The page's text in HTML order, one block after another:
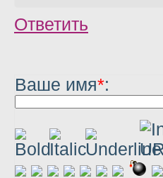
Ответить
Ваше имя*: